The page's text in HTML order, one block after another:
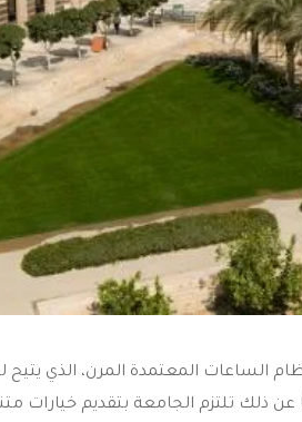
الساعات المعتمدة المرن، الذي يتيح
تلتزم الجامعة بتقديم خيارات